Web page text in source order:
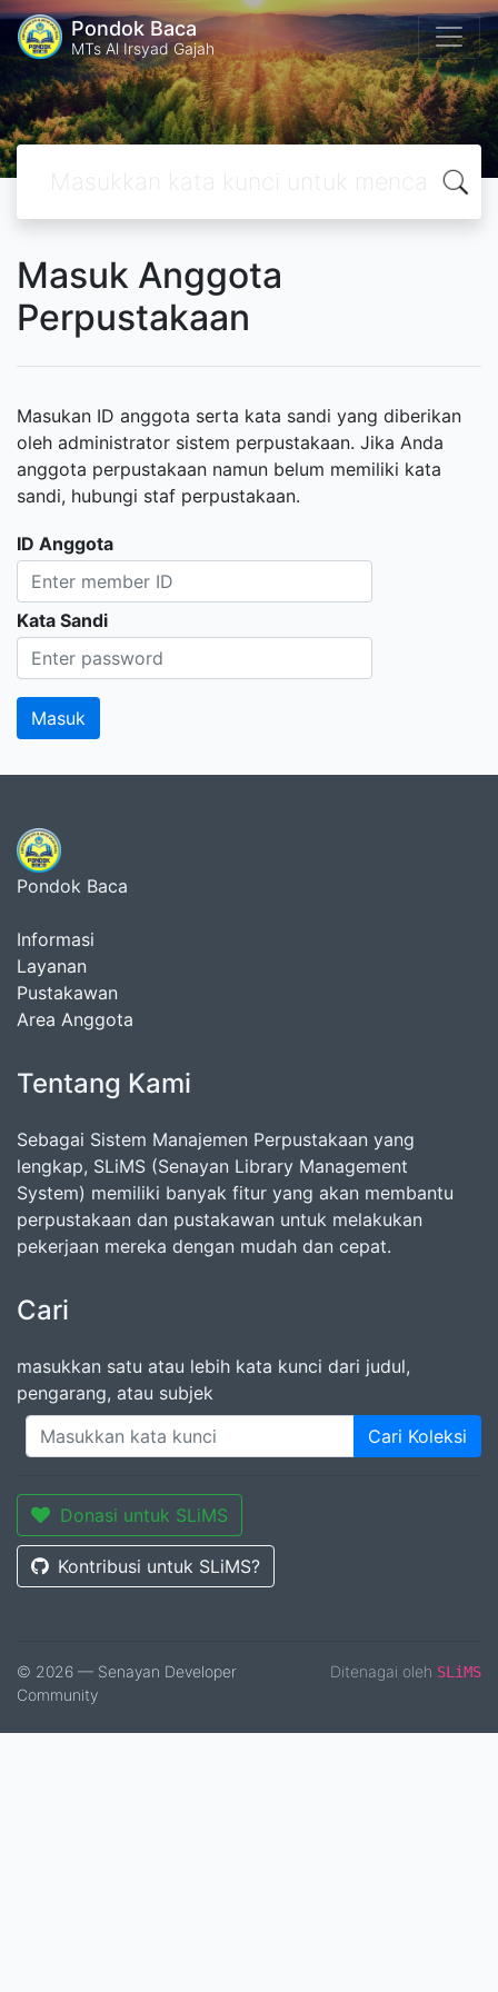
Pondok Baca
MTs Al Irsyad Gajah
Masuk Anggota
Perpustakaan
Masukan ID anggota serta kata sandi yang diberikan
oleh administrator sistem perpustakaan. Jika Anda
anggota perpustakaan namun belum memiliki kata
sandi, hubungi staf perpustakaan.
ID Anggota
Kata Sandi
Pondok Baca
Informasi
Layanan
Pustakawan
Area Anggota
Tentang Kami
Sebagai Sistem Manajemen Perpustakaan yang
lengkap, SLiMS (Senayan Library Management
System) memiliki banyak fitur yang akan membantu
perpustakaan dan pustakawan untuk melakukan
pekerjaan mereka dengan mudah dan cepat.
Cari
masukkan satu atau lebih kata kunci dari judul,
pengarang, atau subjek
Cari Koleksi
Donasi untuk SLiMS
Kontribusi untuk SLiMS?
© 2026 — Senayan Developer
Community
Ditenagai oleh SLiMS